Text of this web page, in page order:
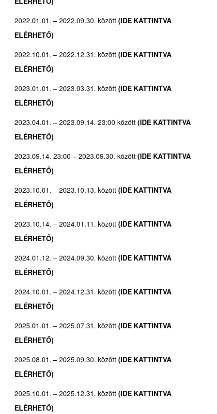
2022.01.01. – 2022.09.30. között (IDE KATTINTVA
ELÉRHETŐ)
2022.10.01. – 2022.12.31. között (IDE KATTINTVA
ELÉRHETŐ)
2023.01.01. – 2023.03.31. között (IDE KATTINTVA
ELÉRHETŐ)
2023.04.01. – 2023.09.14. 23:00 között (IDE KATTINTVA
ELÉRHETŐ)
2023.09.14. 23:00 – 2023.09.30. között (IDE KATTINTVA
ELÉRHETŐ)
2023.10.01. – 2023.10.13. között (IDE KATTINTVA
ELÉRHETŐ)
2023.10.14. – 2024.01.11. között (IDE KATTINTVA
ELÉRHETŐ)
2024.01.12. – 2024.09.30. között (IDE KATTINTVA
ELÉRHETŐ)
2024.10.01. – 2024.12.31. között (IDE KATTINTVA
ELÉRHETŐ)
2025.01.01. – 2025.07.31. között (IDE KATTINTVA
ELÉRHETŐ)
2025.08.01. – 2025.09.30. között (IDE KATTINTVA
ELÉRHETŐ)
2025.10.01. – 2025.12.31. között (IDE KATTINTVA
ELÉRHETŐ)